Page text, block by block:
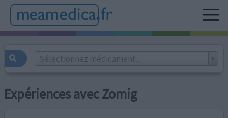
Sélectionnez médicament...
Expériences avec Zomig